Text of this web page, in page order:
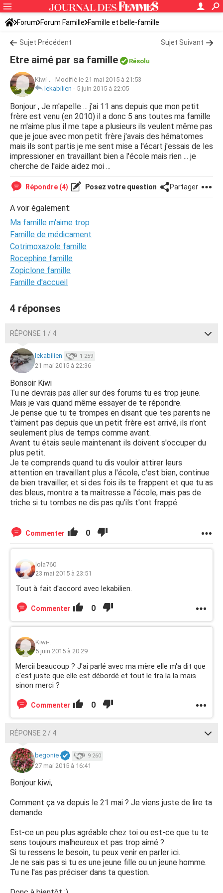
Forum Forum Famille Famille et belle-famille
Sujet Précédent Sujet Suivant
Etre aimé par sa famille Résolu
Kiwi-. - Modifié le 21 mai 2015 à 21:53
lekabilien - 5 juin 2015 à 22:05
Bonjour , Je m'apelle ... j'ai 11 ans depuis que mon petit
frère est venu (en 2010) il a donc 5 ans toutes ma famille
ne m'aime plus il me tape a plusieurs ils veulent même pas
que je joue avec mon petit frère j'avais des hématomes
mais ils sont partis je me sent mise a l'écart j'essais de les
impressioner en travaillant bien a l'école mais rien ... je
cherche de l'aide aidez moi ...
Répondre (4) Posez votre question Partager
A voir également:
Ma famille m'aime trop
Famille de médicament
Cotrimoxazole famille
Rocephine famille
Zopiclone famille
Famille d'accueil
4 réponses
RÉPONSE 1 / 4
lekabilien 1 259
21 mai 2015 à 22:36
Bonsoir Kiwi
Tu ne devrais pas aller sur des forums tu es trop jeune.
Mais je vais quand même essayer de te répondre.
Je pense que tu te trompes en disant que tes parents ne
t'aiment pas depuis que un petit frère est arrivé, ils n'ont
seulement plus de temps comme avant.
Avant tu étais seule maintenant ils doivent s'occuper du
plus petit.
Je te comprends quand tu dis vouloir attirer leurs
attention en travaillant plus a l'école, c'est bien, continue
de bien travailler, et si des fois ils te frappent et que tu as
des bleus, montre a ta maitresse a l'école, mais pas de
triche si tu tombes ne dis pas qu'ils t'ont frappé.
Commenter 0
lola760
23 mai 2015 à 23:51
Tout à fait d'accord avec lekabilien.
Commenter 0
Kiwi-.
5 juin 2015 à 20:29
Mercii beaucoup ? J'ai parlé avec ma mère elle m'a dit que
c'est juste que elle est débordé et tout le tra la la mais
sinon merci ?
Commenter 0
RÉPONSE 2 / 4
begonie 9 260
27 mai 2015 à 16:41
Bonjour kiwi,
Comment ça va depuis le 21 mai ? Je viens juste de lire ta
demande.
Est-ce un peu plus agréable chez toi ou est-ce que tu te
sens toujours malheureux et pas trop aimé ?
Si tu ressens le besoin, tu peux venir en parler ici.
Je ne sais pas si tu es une jeune fille ou un jeune homme.
Tu ne l'as pas préciser dans ta question.